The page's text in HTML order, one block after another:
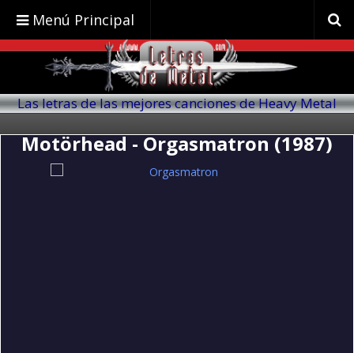
Menú Principal
Las letras de las mejores canciones de Heavy Metal
Motörhead - Orgasmatron (1987)